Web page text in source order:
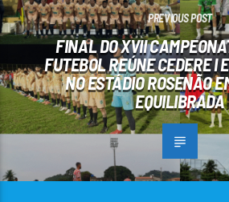
PREVIOUS POST
FINAL DO XVII
FUTEBOL REÚNE CEDERE I
NO ESTÁDIO ROSENÃO
EQUILIBRADA